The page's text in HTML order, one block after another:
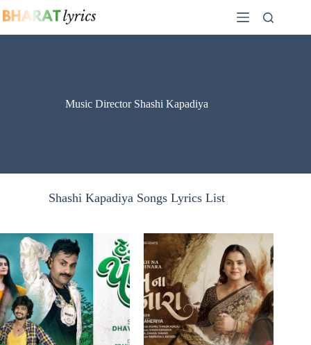
to
Music Director Shashi Kapadiya
Shashi Kapadiya Songs Lyrics List